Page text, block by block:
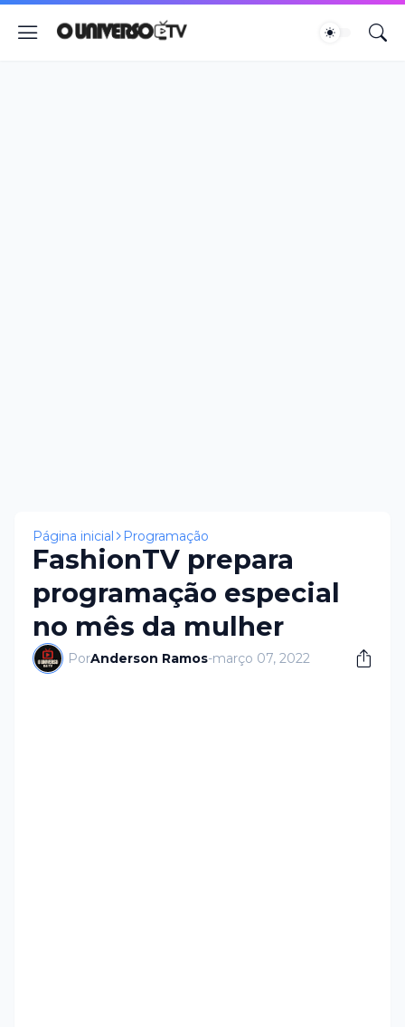
Página inicial Programação
FashionTV prepara
programação especial
no mês da mulher
PorAnderson Ramos-março 07, 2022